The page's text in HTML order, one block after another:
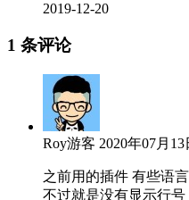
2019-12-20
1 条评论
Roy游客 2020年07月13
之前用的插件 有些语
不过就是没有显示行号